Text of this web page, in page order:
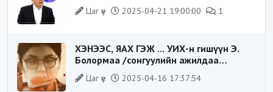
Цаг үе 2025-04-21 19:00:00 1
ХЭНЭЭС, ЯАХ ГЭЖ ... УИХ-н гишүүн Э.
Болормаа /сонгуулийн ажилдаа
гадаадын компаниас хандив авсан уу/
Цаг үе 2025-04-16 17:37:54